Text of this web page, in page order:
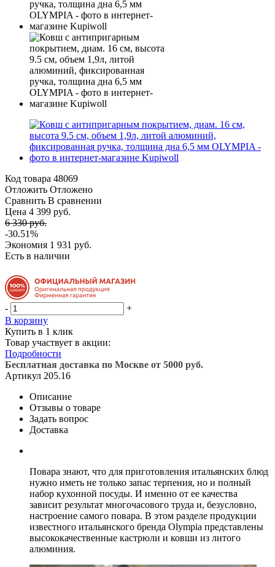
Код товара 48069
Отложить Отложено
Сравнить В сравнении
Цена 4 399 руб.
6 330 руб.
-30.51%
Экономия 1 931 руб.
Есть в наличии
-
+
В корзину
Купить в 1 клик
Товар участвует в акции:
Подробности
Бесплатная доставка по Москве от 5000 руб.
Артикул 205.16
Описание
Отзывы о товаре
Задать вопрос
Доставка
Повара знают, что для приготовления итальянских блюд
нужно иметь не только запас терпения, но и полный
набор кухонной посуды. И именно от ее качества
зависит результат многочасового труда и, безусловно,
настроение самого повара. В этом разделе продукции
известного итальянского бренда Olympia представлены
высококачественные кастрюли и ковши из литого
алюминия.